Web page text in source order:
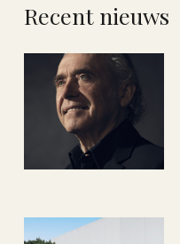
Recent nieuws